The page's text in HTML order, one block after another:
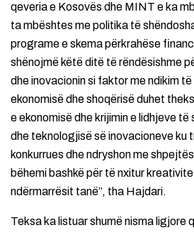
qeveria e Kosovës dhe MINT e ka
ta mbështes me politika të
programe e skema përkrahëse
shënojmë këtë ditë të rëndësishme
dhe inovacionin si faktor me ndikim
ekonomisë dhe shoqërisë duhet
e ekonomisë dhe krijimin e lidhjeve
dhe teknologjisë së inovacioneve ku
konkurrues dhe ndryshon me
bëhemi bashkë për të nxitur
ndërmarrësit tanë”, tha Hajdari.
Teksa ka listuar shumë nisma ligjore